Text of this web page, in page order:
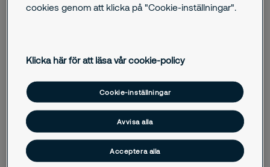
Securitas och Ludvika kommunfastigheter har efter fyra år
rondering av kundens fastigheter för att förebygga inbrott
och skadegörelse. Dessutom kommer Securitas ansvara
över fastighetsjour för akuta ärenden utanför kontorstid och
trygghetsjour för hyresgästernas trygghet och boendemiljö.
– Tack vare avtalet Securitas har haft med Ludvika
kommunfastigheter sedan tidigare så har båda parter koll på
behoven och hur vi som säkerhetsleverantör kan vara
behjälpliga på bästa sätt. Det nya avtalet visar på att Ludvika
kommunfastigheter sedan tidigare är nöjd med vår leverans
cookies genom att klicka på "Cookie-inställningar".
Klicka här för att läsa vår cookie-policy
Cookie-inställningar
Avvisa alla
Acceptera alla